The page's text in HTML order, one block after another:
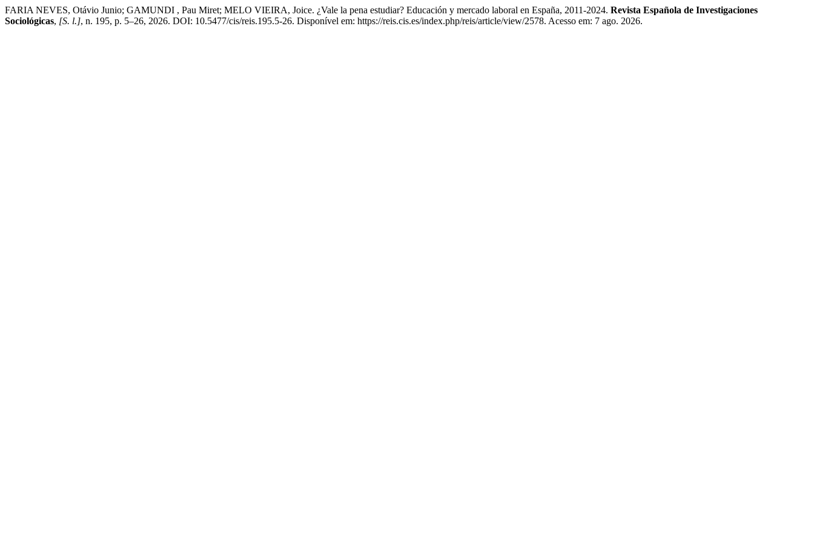
FARIA NEVES, Otávio Junio; GAMUNDI , Pau Miret; MELO VIEIRA, Joice. ¿Vale la pena estudiar? Educación y mercado laboral en España, 2011-2024. Revista Española de Investigaciones
Sociológicas, [S. l.], n. 195, p. 5–26, 2026. DOI: 10.5477/cis/reis.195.5-26. Disponível em: https://reis.cis.es/index.php/reis/article/view/2578. Acesso em: 7 ago. 2026.